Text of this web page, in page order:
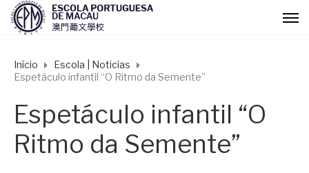
Início
Escola | Noticias
Espetáculo infantil “O Ritmo da Semente”
Espetáculo infantil “O
Ritmo da Semente”